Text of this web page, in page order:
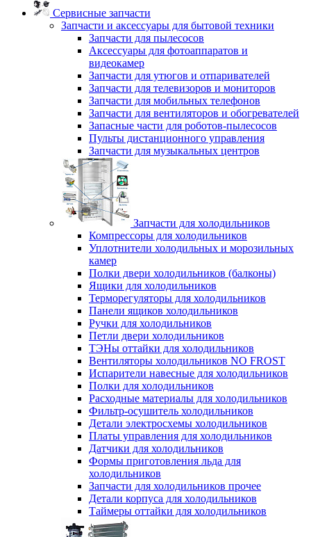
Сервисные запчасти
Запчасти и аксессуары для бытовой техники
Запчасти для пылесосов
Аксессуары для фотоаппаратов и
видеокамер
Запчасти для утюгов и отпаривателей
Запчасти для телевизоров и мониторов
Запчасти для мобильных телефонов
Запчасти для вентиляторов и обогревателей
Запасные части для роботов-пылесосов
Пульты дистанционного управления
Запчасти для музыкальных центров
Запчасти для холодильников
Компрессоры для холодильников
Уплотнители холодильных и морозильных
камер
Полки двери холодильников (балконы)
Ящики для холодильников
Терморегуляторы для холодильников
Панели ящиков холодильников
Ручки для холодильников
Петли двери холодильников
ТЭНы оттайки для холодильников
Вентиляторы холодильников NO FROST
Испарители навесные для холодильников
Полки для холодильников
Расходные материалы для холодильников
Фильтр-осушитель холодильников
Детали электросхемы холодильников
Платы управления для холодильников
Датчики для холодильников
Формы приготовления льда для
холодильников
Запчасти для холодильников прочее
Детали корпуса для холодильников
Таймеры оттайки для холодильников